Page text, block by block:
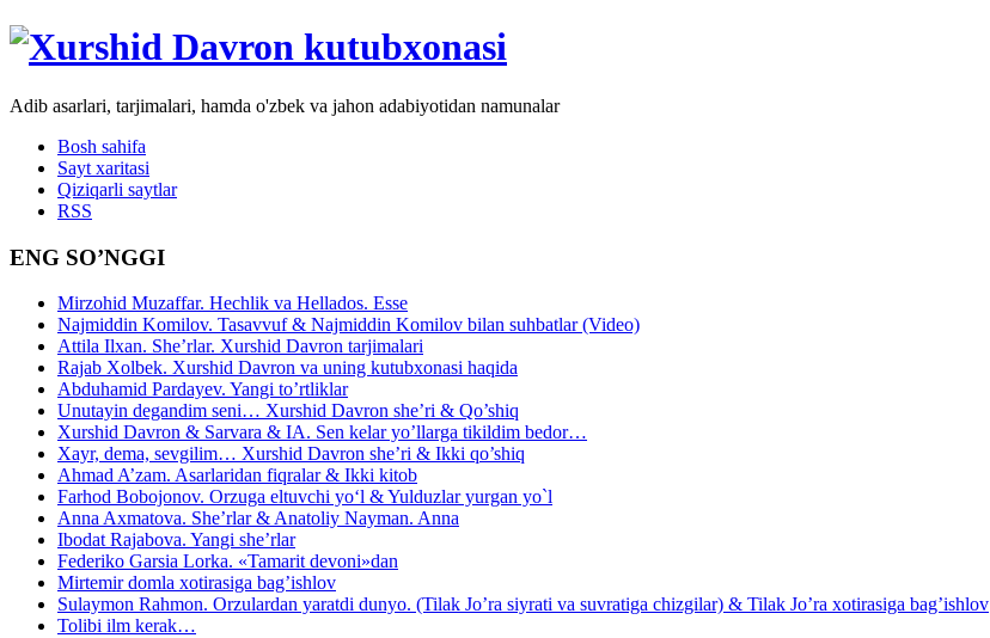
Adib asarlari, tarjimalari, hamda o'zbek va jahon adabiyotidan namunalar
Bosh sahifa
Sayt xaritasi
Qiziqarli saytlar
RSS
ENG SO’NGGI
Mirzohid Muzaffar. Hechlik va Hellados. Esse
Najmiddin Komilov. Tasavvuf & Najmiddin Komilov bilan suhbatlar (Video)
Attila Ilxan. She’rlar. Xurshid Davron tarjimalari
Rajab Xolbek. Xurshid Davron va uning kutubxonasi haqida
Abduhamid Pardayev. Yangi to’rtliklar
Unutayin degandim seni… Xurshid Davron she’ri & Qo’shiq
Xurshid Davron & Sarvara & IA. Sen kelar yo’llarga tikildim bedor…
Xayr, dema, sevgilim… Xurshid Davron she’ri & Ikki qo’shiq
Ahmad A’zam. Asarlaridan fiqralar & Ikki kitob
Farhod Bobojonov. Orzuga eltuvchi yo‘l & Yulduzlar yurgan yo`l
Anna Axmatova. She’rlar & Anatoliy Nayman. Anna
Ibodat Rajabova. Yangi she’rlar
Federiko Garsia Lorka. «Tamarit devoni»dan
Mirtemir domla xotirasiga bag’ishlov
Sulaymon Rahmon. Orzulardan yaratdi dunyo. (Tilak Jo’ra siyrati va suvratiga chizgilar) & Tilak Jo’ra xotirasiga bag’ishlov
Tolibi ilm kerak…